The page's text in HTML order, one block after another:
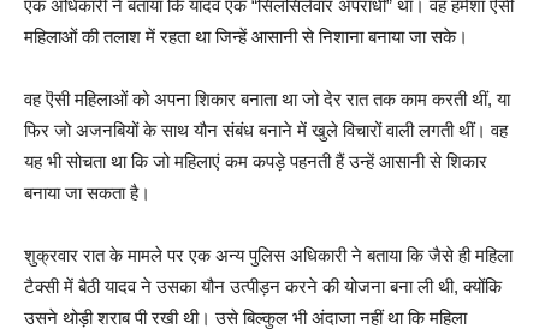
एक अधिकारी ने बताया कि यादव एक “सिलसिलेवार अपराधी” था। वह हमेशा ऎसी
महिलाओं की तलाश में रहता था जिन्हें आसानी से निशाना बनाया जा सके।
वह ऎसी महिलाओं को अपना शिकार बनाता था जो देर रात तक काम करती थीं, या
फिर जो अजनबियों के साथ यौन संबंध बनाने में खुले विचारों वाली लगती थीं। वह
यह भी सोचता था कि जो महिलाएं कम कपड़े पहनती हैं उन्हें आसानी से शिकार
बनाया जा सकता है।
शुक्रवार रात के मामले पर एक अन्य पुलिस अधिकारी ने बताया कि जैसे ही महिला
टैक्सी में बैठी यादव ने उसका यौन उत्पीड़न करने की योजना बना ली थी, क्योंकि
उसने थोड़ी शराब पी रखी थी। उसे बिल्कुल भी अंदाजा नहीं था कि महिला